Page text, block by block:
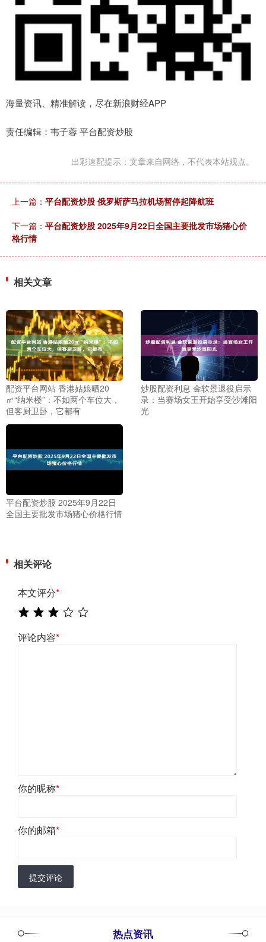
海量资讯、精准解读，尽在新浪财经APP
责任编辑：韦子蓉 平台配资炒股
出彩速配提示：文章来自网络，不代表本站观点。
上一篇： 平台配资炒股 俄罗斯萨马拉机场暂停起降航班
下一篇： 平台配资炒股 2025年9月22日全国主要批发市场猪心价
格行情
相关文章
配资平台网站 香港姑娘晒20
㎡“纳米楼”：不如两个车位大，
但客厨卫卧，它都有
炒股配资利息 金软景退役启示
录：当赛场女王开始享受沙滩阳
光
平台配资炒股 2025年9月22日
全国主要批发市场猪心价格行情
相关评论
本文评分*
评论内容*
你的昵称*
你的邮箱*
提交评论
热点资讯